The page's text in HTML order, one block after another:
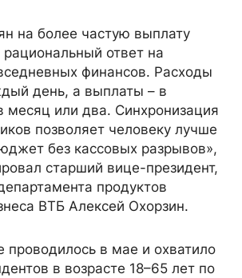
на более частую выплату
рациональный ответ на
финансов. Расходы
день, а выплаты – в
месяц или два. Синхронизация
позволяет человеку лучше
без кассовых разрывов»,
старший вице-президент,
продуктов
ВТБ Алексей Охорзин.
проводилось в мае и охватило
в возрасте 18–65 лет по